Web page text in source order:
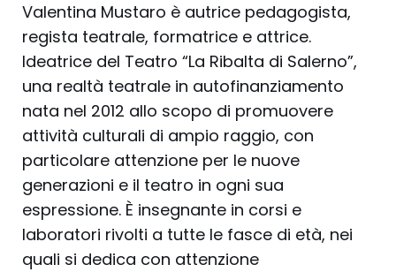
Valentina Mustaro è autrice pedagogista,
regista teatrale, formatrice e attrice.
Ideatrice del Teatro “La Ribalta di Salerno”,
una realtà teatrale in autofinanziamento
nata nel 2012 allo scopo di promuovere
attività culturali di ampio raggio, con
particolare attenzione per le nuove
generazioni e il teatro in ogni sua
espressione. È insegnante in corsi e
laboratori rivolti a tutte le fasce di età, nei
quali si dedica con attenzione